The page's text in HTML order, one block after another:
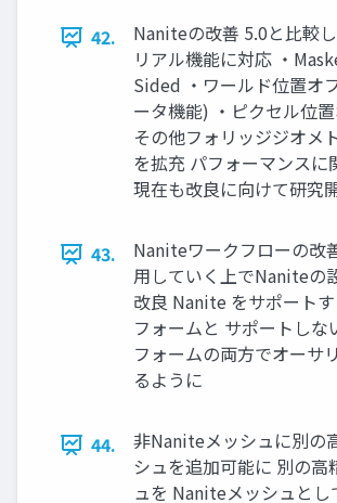
42.
Naniteの改善 5.0と比較
リアル機能に対応 ・
Sided ・ワールド位置オ
ータ機能) ・ピクセル位
その他フォリッジジオメ
を拡充 パフォーマンスに
現在も改良に向けて研究
43.
Naniteワークフローの改
用していく上でNaniteの
改良 Nanite をサポート
フォームと サポートしな
フォームの両方でオーサ
るように
44.
非Naniteメッシュに別の
シュを追加可能に 別の高
ュを Naniteメッシュとし